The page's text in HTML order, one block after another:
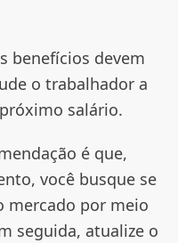
benefícios devem
o trabalhador a
salário.
é que,
você busque se
mercado por meio
seguida, atualize o